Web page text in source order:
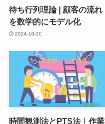
待ち行列理論 | 顧客の流れ
を数学的にモデル化
2024-10-30
時間観測法とPTS法｜作業